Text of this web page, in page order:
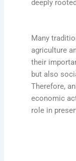
deeply
Many
agriculture
their
but also
Therefore,
economic
role in